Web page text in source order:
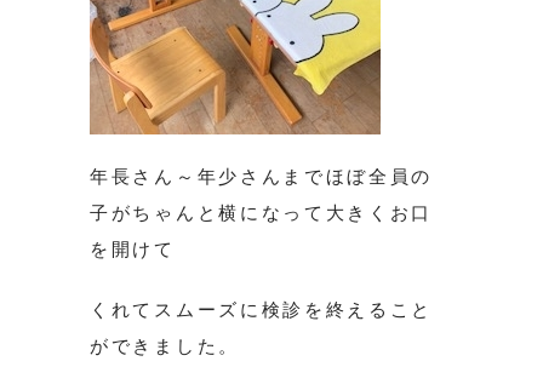
年長さん～年少さんまでほぼ全員の
子がちゃんと横になって大きくお口
を開けて
くれてスムーズに検診を終えること
ができました。